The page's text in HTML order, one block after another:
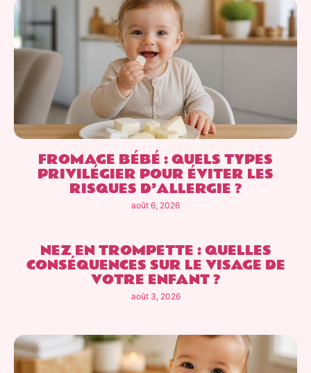
FROMAGE BÉBÉ : QUELS TYPES
PRIVILÉGIER POUR ÉVITER LES
RISQUES D’ALLERGIE ?
août 6, 2026
NEZ EN TROMPETTE : QUELLES
CONSÉQUENCES SUR LE VISAGE DE
VOTRE ENFANT ?
août 3, 2026